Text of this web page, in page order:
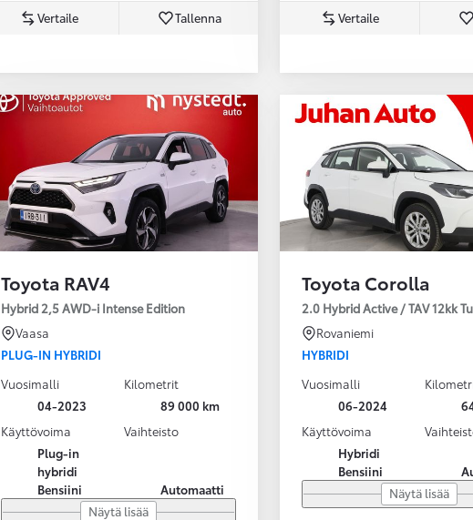
Vertaile Tallenna Vertaile
Toyota RAV4
Hybrid 2,5 AWD-i Intense Edition
Vaasa
PLUG-IN HYBRIDI
Vuosimalli
04-2023
Kilometrit
89 000 km
Käyttövoima
Plug-in
hybridi
Bensiini
Vaihteisto
Automaatti
Näytä lisää
Toyota Corolla
2.0 Hybrid Active / TAV 12kk
Rovaniemi
HYBRIDI
Vuosimalli
06-2024
Käyttövoima
Hybridi
Bensiini
Näytä lisää